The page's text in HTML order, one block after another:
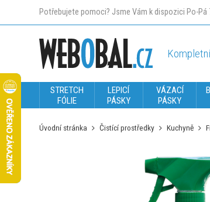
Potřebujete pomoci? Jsme Vám k dispozici Po-Pá
STRETCH
FÓLIE
LEPICÍ
PÁSKY
VÁZACÍ
PÁSKY
Úvodní stránka Čistící prostředky Kuchyně